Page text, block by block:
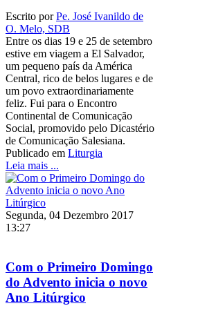
Escrito porPe. José Ivanildo de
O. Melo, SDB
Entre os dias 19 e 25 de setembro
estive em viagem a El Salvador,
um pequeno país da América
Central, rico de belos lugares e de
um povo extraordinariamente
feliz. Fui para o Encontro
Continental de Comunicação
Social, promovido pelo Dicastério
de Comunicação Salesiana.
Publicado em Liturgia
Leia mais ...
Segunda, 04 Dezembro 2017
13:27
Com o Primeiro Domingo
do Advento inicia o novo
Ano Litúrgico